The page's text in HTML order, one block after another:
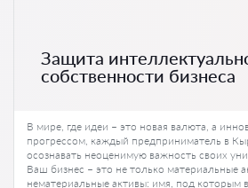
Защита
собственности бизнеса
В мире, где идеи – это новая валюта, а
прогрессом, каждый предприниматель в
осознавать неоценимую важность своих
Ваш бизнес – это не только материальные
нематериальные активы: имя, под которым